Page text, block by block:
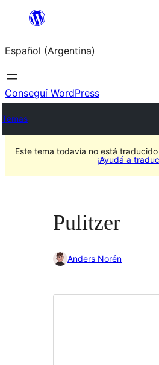
Saltar
contenido
Español (Argentina)
Conseguí WordPress
Temas
Este tema todavía no está
¡Ayudá a
Pulitzer
Anders Norén